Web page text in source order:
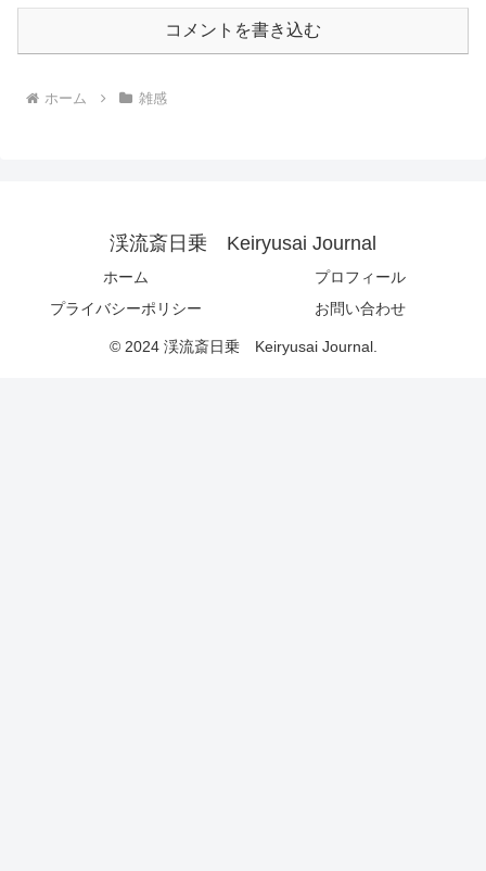
コメントを書き込む
ホーム 雑感
渓流斎日乗 Keiryusai Journal
ホーム
プロフィール
プライバシーポリシー
お問い合わせ
© 2024 渓流斎日乗 Keiryusai Journal.